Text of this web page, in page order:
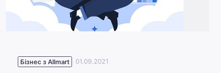
Бізнес з Allmart 01.09.2021